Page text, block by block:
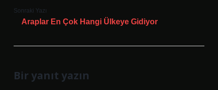
Sonraki Yazı
Araplar En Çok Hangi Ülkeye Gidiyor
Bir yanıt yazın